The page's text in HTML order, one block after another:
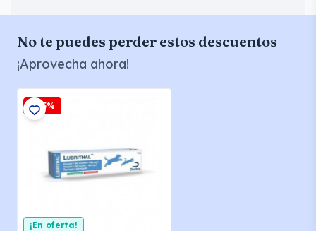
No te puedes perder estos descuentos
¡Aprovecha ahora!
-2,5%
¡En oferta!